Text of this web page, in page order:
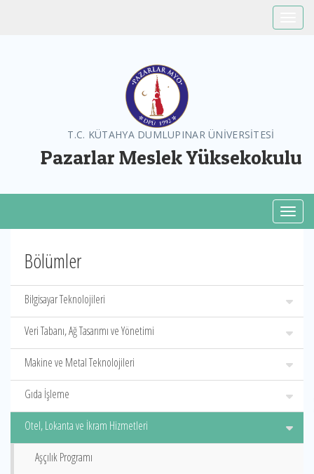
T.C. KÜTAHYA DUMLUPINAR ÜNİVERSİTESİ
Pazarlar Meslek Yüksekokulu
Bölümler
Bilgisayar Teknolojileri
Veri Tabanı, Ağ Tasarımı ve Yönetimi
Makine ve Metal Teknolojileri
Gıda İşleme
Otel, Lokanta ve İkram Hizmetleri
Aşçılık Programı